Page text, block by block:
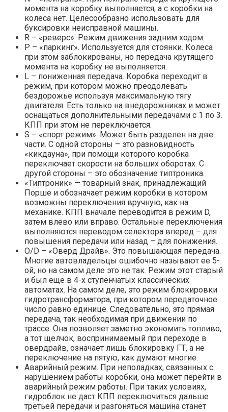
момента на коробку выполняется, а с коробки на
колеса нет. Целесообразно использовать для
буксировки неисправной машины.
R – «реверс». Режим движения задним ходом.
P – «паркинг». Используется для стоянки. Колеса
при этом заблокированы, но передача крутящего
момента на коробку не выполняется.
L – пониженная передача. Коробка переходит в
режим, при котором можно преодолевать
бездорожье используя максимальную тягу
двигателя. Есть только на внедорожниках и может
оснащаться дополнительными передачами с 1 по 3.
КПП при этом не переключается.
S – «спорт режим». Может быть разделен на две
части. С одной стороны – это разновидность
«кикдауна», при помощи которого коробка
переключает скорости на больших оборотах. С
другой стороны – это обозначение типтроника.
«Типтроник» — товарный знак, принадлежащий
Порше и обозначает режим коробки в котором
возможны переключения вручную, как на
механике. КПП вначале переводится в режим D,
затем влево или вправо. Остальные переключения
выполняются переводом селектора вперед – для
повышения передачи или назад – для понижения.
O/D – «Оверд Драйв». Это повышающая передача.
Многие автовладельцы ошибочно называют ее 5-
ой, но на самом деле это не так. Режим этот старый
и был еще в 4-х ступенчатых классических
автоматах. На самом деле, это режим блокировки
гидротрансформатора, при котором передаточное
число равно единице. Следовательно, это прямая
передача, так необходимая при движении по
трассе. Она позволяет заметно экономить топливо,
а тот щелчок, воспринимаемый при переходе в
овердрайв, означает лишь блокировку ГТ, а не
переключение на пятую, как думают многие.
Аварийный режим. При неполадках, связанных с
нарушением работы коробки, она может перейти в
аварийный режим работы. При таких условиях,
гидроблок не даст КПП переключиться дальше
третьей передачи и разгоняться машина станет